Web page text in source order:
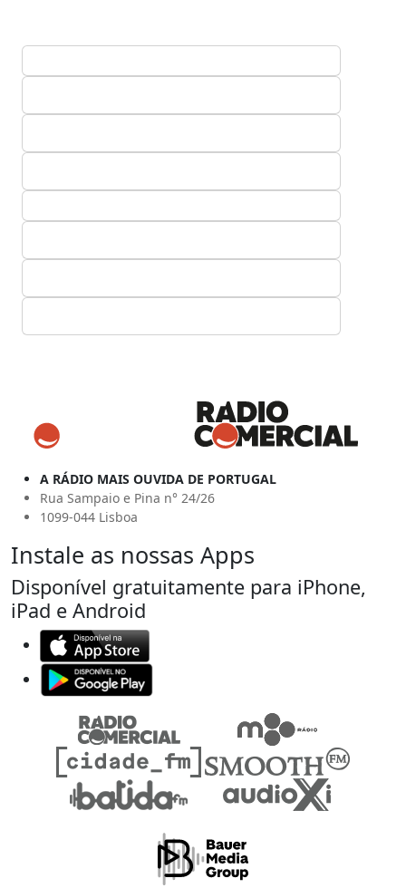
A RÁDIO MAIS OUVIDA DE PORTUGAL
Rua Sampaio e Pina n° 24/26
1099-044 Lisboa
Instale as nossas Apps
Disponível gratuitamente para iPhone,
iPad e Android